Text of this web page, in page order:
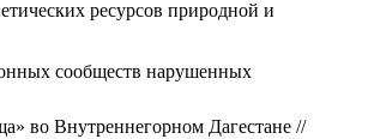
ресурсов природной и
сообществ нарушенных
во Внутреннегорном Дагестане //